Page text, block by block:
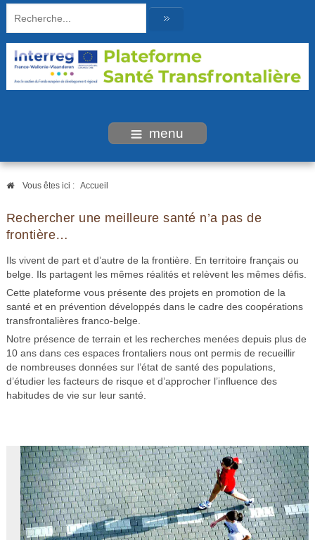
menu
Vous êtes ici : Accueil
Rechercher une meilleure santé n’a pas de
frontière…
Ils vivent de part et d’autre de la frontière. En territoire français ou
belge. Ils partagent les mêmes réalités et relèvent les mêmes défis.
Cette plateforme vous présente des projets en promotion de la
santé et en prévention développés dans le cadre des coopérations
transfrontalières franco-belge.
Notre présence de terrain et les recherches menées depuis plus de
10 ans dans ces espaces frontaliers nous ont permis de recueillir
de nombreuses données sur l’état de santé des populations,
d’étudier les facteurs de risque et d’approcher l’influence des
habitudes de vie sur leur santé.